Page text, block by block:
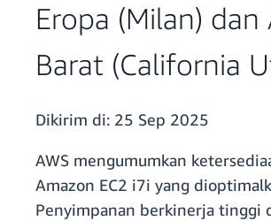
Eropa (Milan) dan
Barat (California
Dikirim di: 25 Sep 2025
AWS mengumumkan
Amazon EC2 i7i yang
Penyimpanan berkinerja tinggi